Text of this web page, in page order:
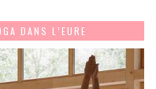
DANS L’EURE